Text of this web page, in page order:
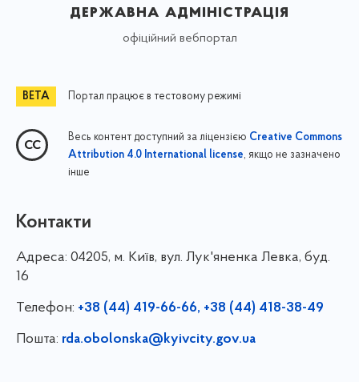
державна адміністрація
офіційний вебпортал
Портал працює в тестовому режимі
Весь контент доступний за ліцензією Creative Commons
Attribution 4.0 International license, якщо не зазначено
інше
Контакти
Адреса: 04205, м. Київ, вул. Лук'яненка Левка, буд.
16
Телефон: +38 (44) 419-66-66, +38 (44) 418-38-49
Пошта: rda.obolonska@kyivcity.gov.ua